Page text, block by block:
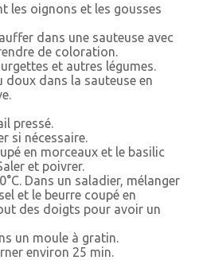
les oignons et les gousses
dans une sauteuse avec
de coloration.
et autres légumes.
doux dans la sauteuse en
pressé.
si nécessaire.
en morceaux et le basilic
et poivrer.
Dans un saladier, mélanger
et le beurre coupé en
des doigts pour avoir un
un moule à gratin.
environ 25 min.